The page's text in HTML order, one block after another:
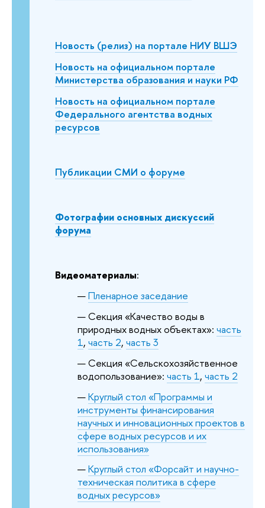
Новость (релиз) на портале НИУ ВШЭ
Новость на официальном портале
Министерства образования и науки РФ
Новость на официальном портале
Федерального агентства водных
ресурсов
Публикации СМИ о форуме
Фотографии основных дискуссий
форума
Видеоматериалы:
Пленарное заседание
Секция «Качество воды в
природных водных объектах»: часть
1, часть 2, часть 3
Секция «Сельскохозяйственное
водопользование»: часть 1, часть 2
Круглый стол «Программы и
инструменты финансирования
научных и инновационных проектов в
сфере водных ресурсов и их
использования»
Круглый стол «Форсайт и научно-
техническая политика в сфере
водных ресурсов»